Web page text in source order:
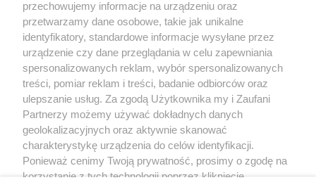
Internecie bez pisemnej zgody właściciela praw. Jakiekolwiek użycie
lub wykorzystanie utworów w całości lub w części z naruszeniem
prawa, tzn. bez właściwej zgody, jest zabronione pod groźbą kary i
może być ścigane prawnie.
O nas
Informacje prawne
przechowujemy informacje na urządzeniu oraz
przetwarzamy dane osobowe, takie jak unikalne
identyfikatory, standardowe informacje wysyłane przez
urządzenie czy dane przeglądania w celu zapewniania
spersonalizowanych reklam, wybór spersonalizowanych
treści, pomiar reklam i treści, badanie odbiorców oraz
ulepszanie usług. Za zgodą Użytkownika my i Zaufani
Partnerzy możemy używać dokładnych danych
geolokalizacyjnych oraz aktywnie skanować
charakterystykę urządzenia do celów identyfikacji.
Ponieważ cenimy Twoją prywatność, prosimy o zgodę na
korzystanie z tych technologii poprzez kliknięcie